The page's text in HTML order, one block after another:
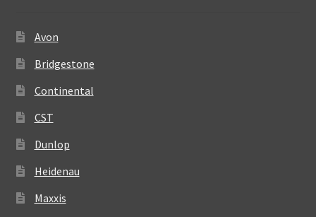
Avon
Bridgestone
Continental
CST
Dunlop
Heidenau
Maxxis